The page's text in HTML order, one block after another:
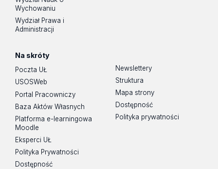
Wychowaniu
Wydział Prawa i
Administracji
Na skróty
Poczta UŁ
USOSWeb
Portal Pracowniczy
Baza Aktów Własnych
Platforma e-learningowa
Moodle
Eksperci UŁ
Polityka Prywatności
Dostępność
Newslettery
Struktura
Mapa strony
Dostępność
Polityka prywatności